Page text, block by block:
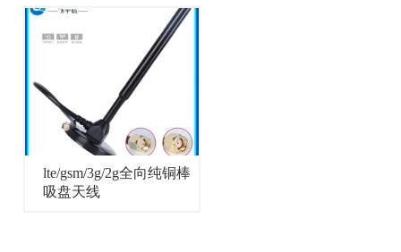
lte/gsm/3g/2g全向纯铜棒
吸盘天线